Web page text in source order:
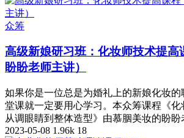
众筹
高级新娘研习班：化妆师技术提高
盼盼老师主讲）
如果你是一位总是为婚礼上的新娘化妆
堂课就一定要用心学习。本众筹课程《化
从调眼睛到整体造型》由慕胭美妆的盼盼
2023-05-08 1.96k 18